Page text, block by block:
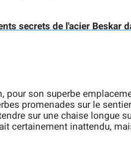
secrets de l'acier Beskar
pour son superbe
promenades sur le
sur une chaise longue
certainement inattendu,